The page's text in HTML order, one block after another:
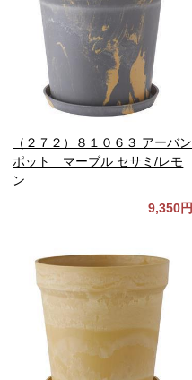
（２７２）８１０６３ アーバン
ポット マーブル セサミ/レモ
ン
9,350円